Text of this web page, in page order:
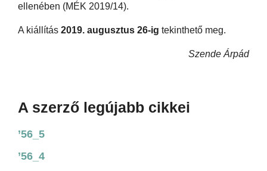
ellenében (MÉK 2019/14).
A kiállítás 2019. augusztus 26-ig tekinthető meg.
Szende Árpád
A szerző legújabb cikkei
’56_5
’56_4